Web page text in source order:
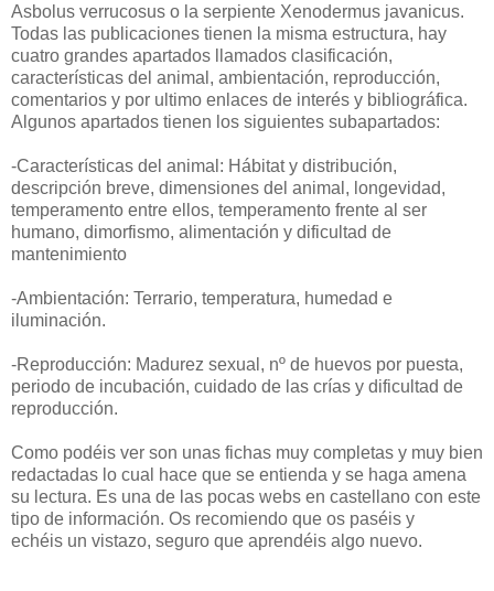
Asbolus verrucosus o la serpiente Xenodermus javanicus.
Todas las publicaciones tienen la misma estructura, hay
cuatro grandes apartados llamados clasificación,
características del animal, ambientación, reproducción,
comentarios y por ultimo enlaces de interés y bibliográfica.
Algunos apartados tienen los siguientes subapartados:
-Características del animal: Hábitat y distribución,
descripción breve, dimensiones del animal, longevidad,
temperamento entre ellos, temperamento frente al ser
humano, dimorfismo, alimentación y dificultad de
mantenimiento
-Ambientación: Terrario, temperatura, humedad e
iluminación.
-Reproducción: Madurez sexual, nº de huevos por puesta,
periodo de incubación, cuidado de las crías y dificultad de
reproducción.
Como podéis ver son unas fichas muy completas y muy bien
redactadas lo cual hace que se entienda y se haga amena
su lectura. Es una de las pocas webs en castellano con este
tipo de información. Os recomiendo que os paséis y
echéis un vistazo, seguro que aprendéis algo nuevo.